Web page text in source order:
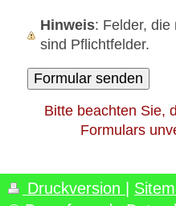
Hinweis : Felder, die
sind Pflichtfelder.
Bitte beachten Sie,
Formulars
Druckversion